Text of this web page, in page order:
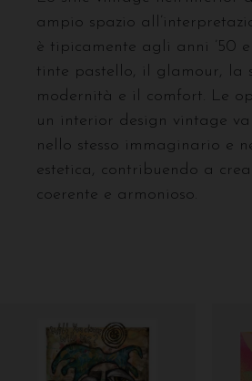
ampio spazio
è tipicamente agli anni ’50
tinte pastello, il glamour, la
modernità e il comfort. Le
un interior design vintage
nello stesso immaginario e
estetica, contribuendo a
coerente e armonioso.